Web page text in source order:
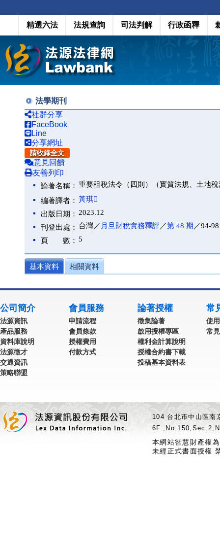
精選六法 法規查詢 司法判解 行政函釋
法學期刊
社群分享
FaceBook
Line
分享網址
請收錄全文
意見回饋
友善列印
論著名稱： 重要租稅法令（四則）（實質法規、土地
編著譯者： 黃琪
出版日期： 2023.12
刊登出處： 台灣／ 月旦財稅實務釋評／第 48 期 ／94-
頁 數： 5
基本資料 相關資料
公司簡介
法源資訊
產品服務
資料庫說明
法源徵才
交通資訊
策略聯盟
會員服務
申請流程
會員條款
授權費用
付款方式
論著授權
徵集論著
啟用授權專區
權利金計算說明
授權合約書下載
投稿基本資料表
常
使
常
104 台北市中山區
本網站智慧財產權
未經正式書面授權